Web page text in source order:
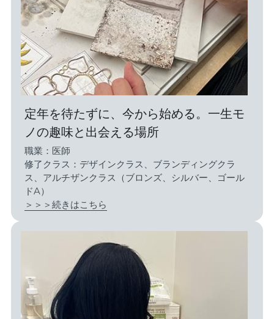
定年を待たずに、今から始める。一生モ
ノの趣味と出会える場所
職業：医師
修了クラス：デザインクラス、ブランディングクラ
ス、アルチザンクラス（ブロンズ、シルバー、ゴール
ドA）
＞＞＞続きはこちら